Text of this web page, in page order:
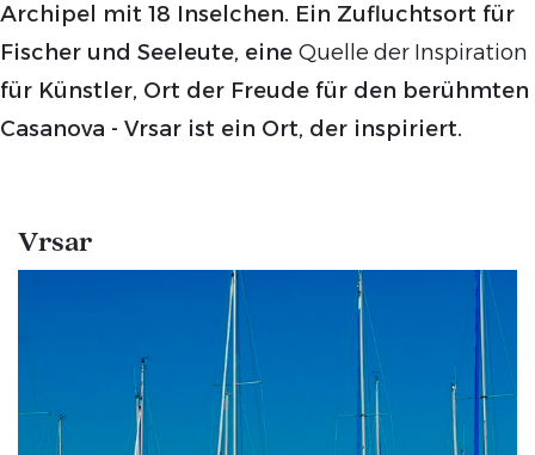
Archipel mit 18 Inselchen. Ein Zufluchtsort für
Fischer und Seeleute, eine Quelle der Inspiration
für Künstler, Ort der Freude für den berühmten
Casanova - Vrsar ist ein Ort, der inspiriert.
Vrsar